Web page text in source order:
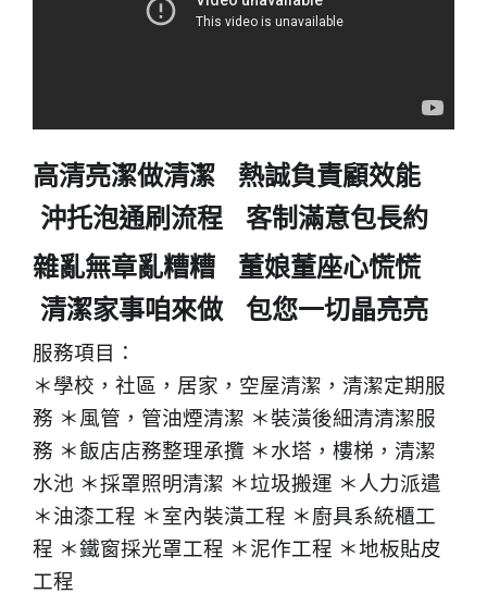
高清亮潔做清潔 熱誠負責顧效能
沖托泡通刷流程 客制滿意包長約
雜亂無章亂糟糟 董娘董座心慌慌
清潔家事咱來做 包您一切晶亮亮
服務項目：
＊學校，社區，居家，空屋清潔，清潔定期服
務 ＊風管，管油煙清潔 ＊裝潢後細清清潔服
務 ＊飯店店務整理承攬 ＊水塔，樓梯，清潔
水池 ＊採罩照明清潔 ＊垃圾搬運 ＊人力派遣
＊油漆工程 ＊室內裝潢工程 ＊廚具系統櫃工
程 ＊鐵窗採光罩工程 ＊泥作工程 ＊地板貼皮
工程